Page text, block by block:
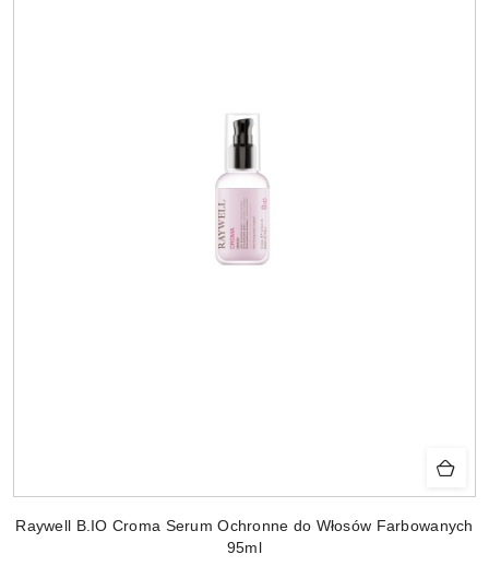
Raywell B.IO Croma Serum Ochronne do Włosów Farbowanych
95ml